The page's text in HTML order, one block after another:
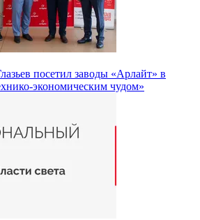
посетил заводы «Арлайт» в
экономическим чудом»